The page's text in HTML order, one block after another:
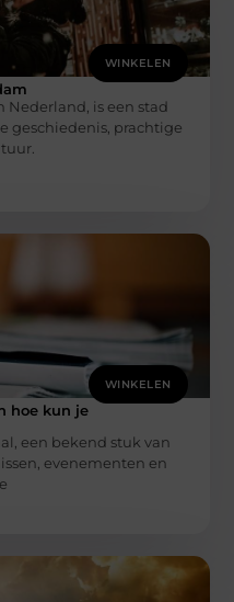
WINKELEN
Nederland, is een stad
geschiedenis, prachtige
WINKELEN
hoe kun je
een bekend stuk van
evenementen en